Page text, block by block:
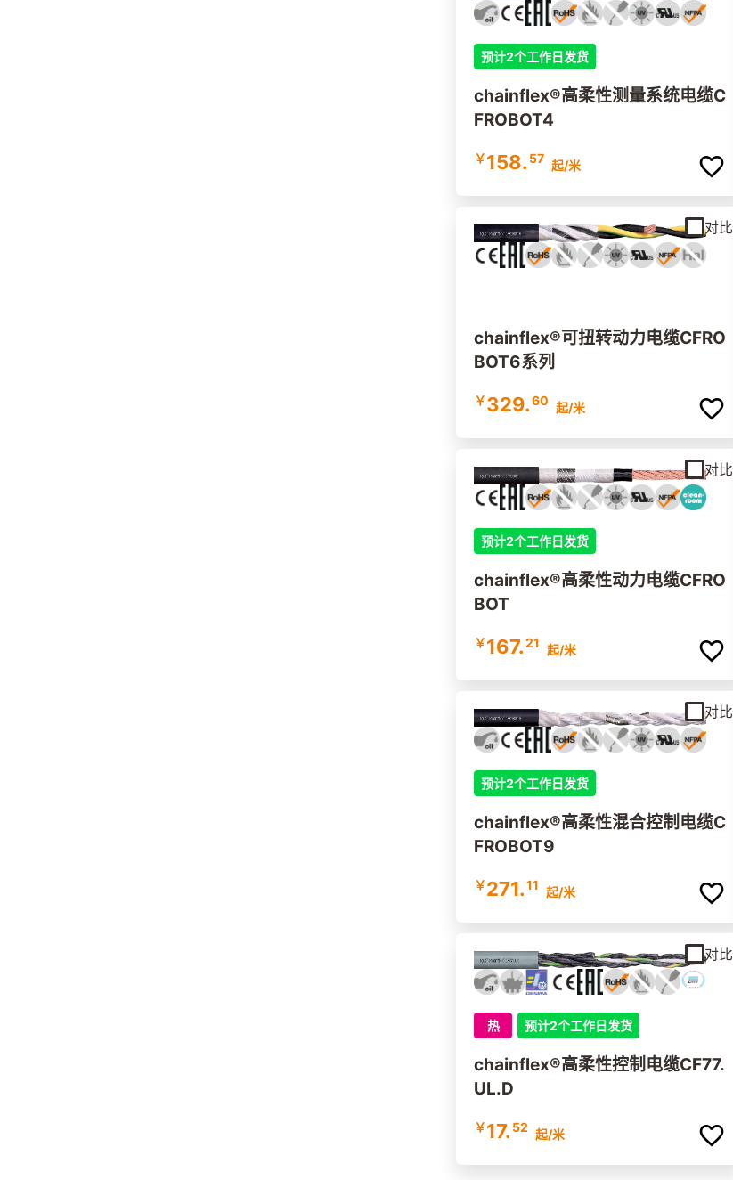
预计2个工作日发货
chainflex®高柔性测量系统电缆C
FROBOT4
￥158. 57 起/米
chainflex®可扭转动力电缆CFRO
BOT6系列
￥329.60 起/米
对比
预计2个工作日发货
chainflex®高柔性动力电缆CFRO
BOT
￥167.21 起/米
对比
预计2个工作日发货
chainflex®高柔性混合控制电缆C
FROBOT9
￥271.11 起/米
对比
热 预计2个工作日发货
chainflex®高柔性控制电缆CF77.
UL.D
￥17. 52 起/米
对比